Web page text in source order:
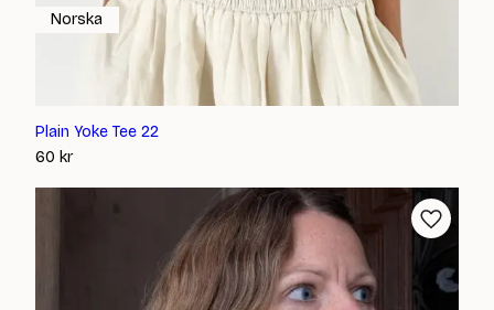
Plain Yoke Tee 22
60 kr
Norska